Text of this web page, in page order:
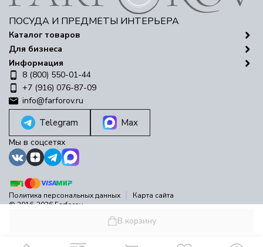
В корзину
ПОСУДА И ПРЕДМЕТЫ ИНТЕРЬЕРА
Каталог товаров
Для бизнеса
Информация
8 (800) 550-01-44
+7 (916) 076-87-09
info@farforov.ru
Telegram Max
Мы в соцсетях
Политика персональных данных
Карта сайта
© 2016-2026 Farforov